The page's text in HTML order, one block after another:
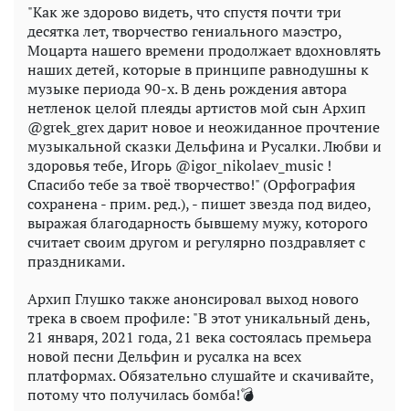
"Как же здорово видеть, что спустя почти три
десятка лет, творчество гениального маэстро,
Моцарта нашего времени продолжает вдохновлять
наших детей, которые в принципе равнодушны к
музыке периода 90-х. В день рождения автора
нетленок целой плеяды артистов мой сын Архип
@grek_grex дарит новое и неожиданное прочтение
музыкальной сказки Дельфина и Русалки. Любви и
здоровья тебе, Игорь @igor_nikolaev_music !
Спасибо тебе за твоё творчество!" (Орфография
сохранена - прим. ред.), - пишет звезда под видео,
выражая благодарность бывшему мужу, которого
считает своим другом и регулярно поздравляет с
праздниками.
Архип Глушко также анонсировал выход нового
трека в своем профиле: "В этот уникальный день,
21 января, 2021 года, 21 века состоялась премьера
новой песни Дельфин и русалка на всех
платформах. Обязательно слушайте и скачивайте,
потому что получилась бомба!💣